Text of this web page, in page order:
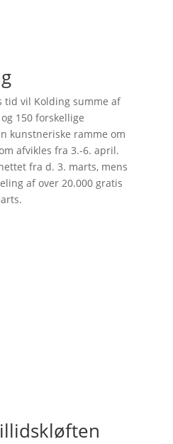
tid vil Kolding summe af
150 forskellige
kunstneriske ramme om
afvikles fra 3.-6. april.
fra d. 3. marts, mens
af over 20.000 gratis